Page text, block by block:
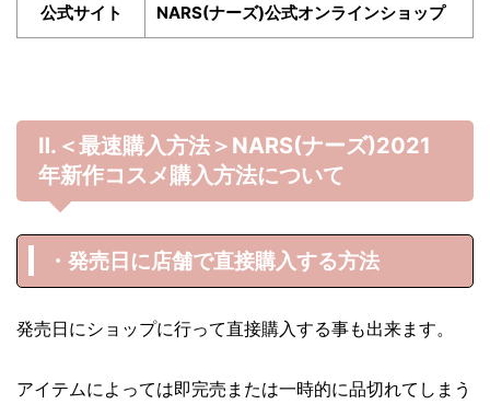
公式サイト NARS(ナーズ)公式オンラインショップ
Ⅱ.＜最速購入方法＞NARS(ナーズ)2021
年新作コスメ購入方法について
・発売日に店舗で直接購入する方法
発売日にショップに行って直接購入する事も出来ます。
アイテムによっては即完売または一時的に品切れてしまう